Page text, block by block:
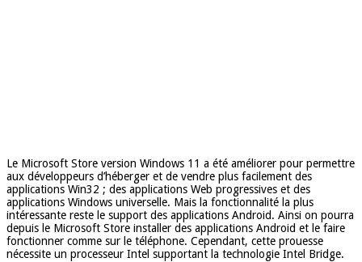
Le Microsoft Store version Windows 11 a été améliorer pour permettre
aux développeurs d’héberger et de vendre plus facilement des
applications Win32 ; des applications Web progressives et des
applications Windows universelle. Mais la fonctionnalité la plus
intéressante reste le support des applications Android. Ainsi on pourra
depuis le Microsoft Store installer des applications Android et le faire
fonctionner comme sur le téléphone. Cependant, cette prouesse
nécessite un processeur Intel supportant la technologie Intel Bridge.